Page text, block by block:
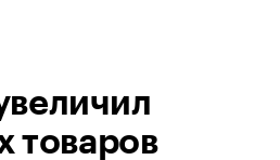
товаров